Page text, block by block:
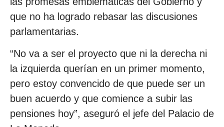
que no ha logrado rebasar las discusiones
parlamentarias.
“No va a ser el proyecto que ni la derecha ni
la izquierda querían en un primer momento,
pero estoy convencido de que puede ser un
buen acuerdo y que comience a subir las
pensiones hoy”, aseguró el jefe del Palacio de